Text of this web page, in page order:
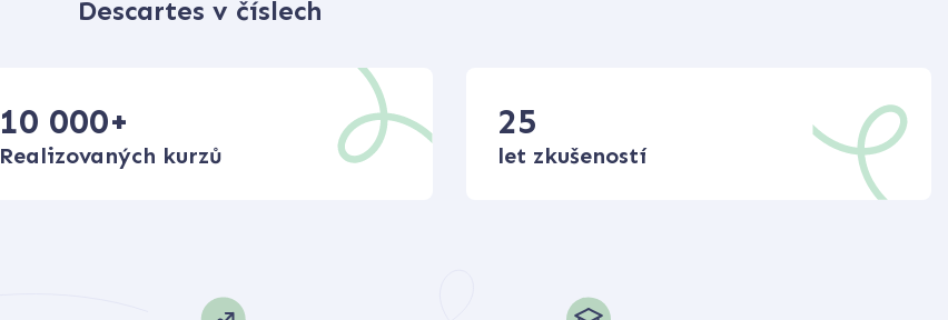
Descartes v číslech
10 000+
Realizovaných kurzů
25
let zkušeností